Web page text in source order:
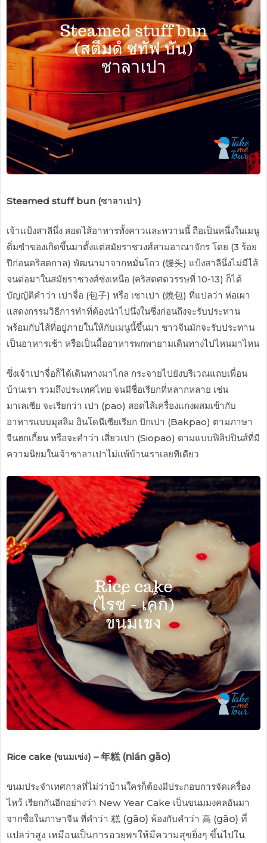
Steamed stuff bun (ซาลาเปา)
เจ้าแป้งสาลีนึ่ง สอดไส้อาหารทั้งคาวและหวานนี้ ถือเป็นหนึ่งในเมนู
ติ่มซำของเกิดขึ้นมาตั้งแต่สมัยราชวงศ์สามอาณาจักร โดย (3 ร้อย
ปีก่อนคริสตกาล) พัฒนามาจากหมั่นโถว (馒头) แป้งสาลีนึ่งไม่มีไส้
จนต่อมาในสมัยราชวงศ์ซ่งเหนือ (คริสตศตวรรษที่ 10-13) ก็ได้
บัญญัติคำว่า เปาจื่อ (包子) หรือ เซาเปา (燒包) ที่แปลว่า ห่อเผา
แสดงกรรมวิธีการทำที่ต้องนำไปนึ่งในซึ่งก่อนถึงจะรับประทาน
พร้อมกับไส้ที่อยู่ภายในให้กับเมนูนี้ขึ้นมา ชาวจีนมักจะรับประทาน
เป็นอาหารเช้า หรือเป็นมื้ออาหารพกพายามเดินทางไปไหนมาไหน
ซึ่งเจ้าเปาจื่อก็ได้เดินทางมาไกล กระจายไปยังบริเวณแถบเพื่อน
บ้านเรา รวมถึงประเทศไทย จนมีชื่อเรียกที่หลากหลาย เช่น
มาเลเซีย จะเรียกว่า เปา (pao) สอดไส้เครื่องแกงผสมเข้ากับ
อาหารแบบมุสลิม อินโดนีเซียเรียก ปักเปา (Bakpao) ตามภาษา
จีนฮกเกี้ยน หรือจะคำว่า เสี่ยวเปา (Siopao) ตามแบบฟิลิปปินส์ที่มี
ความนิยมในเจ้าซาลาเปาไม่แพ้บ้านเราเลยทีเดียว
Rice cake (ขนมเข่ง) –年糕 (nián gāo)
ขนมประจำเทศกาลที่ไม่ว่าบ้านใครก็ต้องมีประกอบการจัดเครื่อง
ไหว้ เรียกกันอีกอย่างว่า New Year Cake เป็นขนมมงคลอันมา
จากชื่อในภาษาจีน ที่คำว่า 糕 (gāo) พ้องกับคำว่า 高 (gāo) ที่
แปลว่าสูง เหมือนเป็นการอวยพรให้มีความสุขยิ่งๆ ขึ้นไปใน